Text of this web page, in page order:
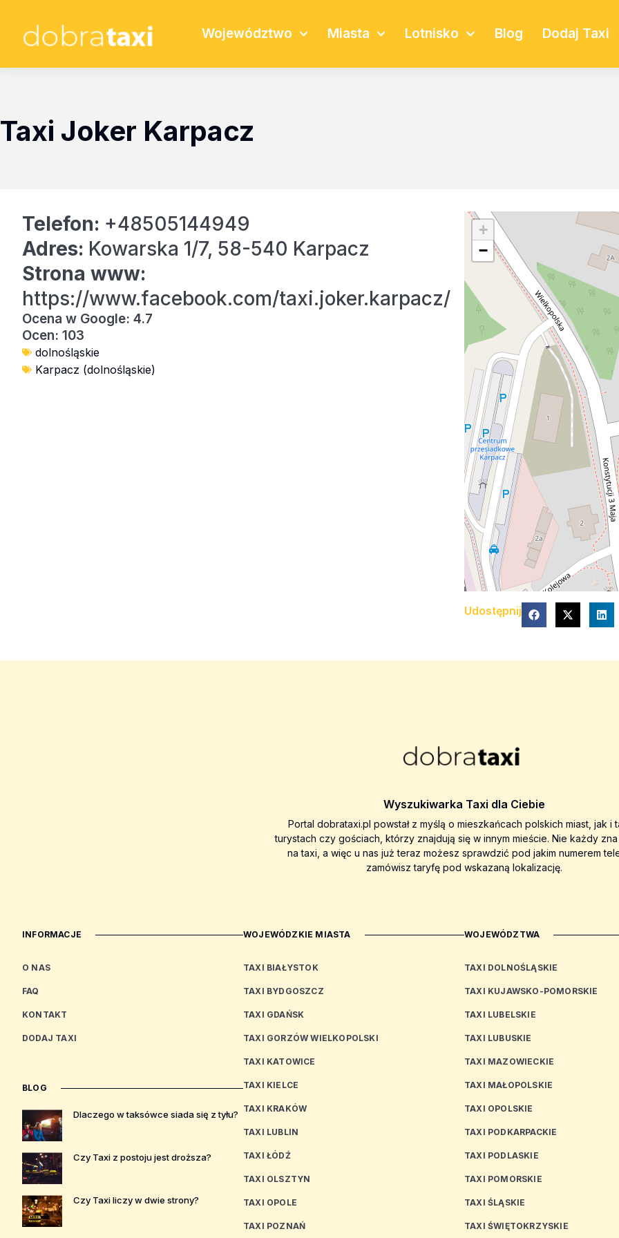
Województwo Miasta Lotnisko Blog Dodaj Taxi
Taxi Joker Karpacz
Telefon: +48505144949
Adres: Kowarska 1/7, 58-540 Karpacz
Strona www:
https://www.facebook.com/taxi.joker.karpacz/
Ocena w Google: 4.7
Ocen: 103
dolnośląskie
Karpacz (dolnośląskie)
+
−
Udostępnij
Wyszukiwarka Taxi dla Ciebie
Portal dobrataxi.pl powstał z myślą o mieszkańcach polskich miast, jak i
turystach czy gościach, którzy znajdują się w innym mieście. Nie każdy
na taxi, a więc u nas już teraz możesz sprawdzić pod jakim numerem
zamówisz taryfę pod wskazaną lokalizację.
INFORMACJE
O NAS
FAQ
KONTAKT
DODAJ TAXI
BLOG
Dlaczego w taksówce siada się z tyłu?
Czy Taxi z postoju jest droższa?
Czy Taxi liczy w dwie strony?
WOJEWÓDZKIE MIASTA
TAXI BIAŁYSTOK
TAXI BYDGOSZCZ
TAXI GDAŃSK
TAXI GORZÓW WIELKOPOLSKI
TAXI KATOWICE
TAXI KIELCE
TAXI KRAKÓW
TAXI LUBLIN
TAXI ŁÓDŹ
TAXI OLSZTYN
TAXI OPOLE
TAXI POZNAŃ
WOJEWÓDZTWA
TAXI DOLNOŚLĄSKIE
TAXI KUJAWSKO-POMORSKIE
TAXI LUBELSKIE
TAXI LUBUSKIE
TAXI MAZOWIECKIE
TAXI MAŁOPOLSKIE
TAXI OPOLSKIE
TAXI PODKARPACKIE
TAXI PODLASKIE
TAXI POMORSKIE
TAXI ŚLĄSKIE
TAXI ŚWIĘTOKRZYSKIE